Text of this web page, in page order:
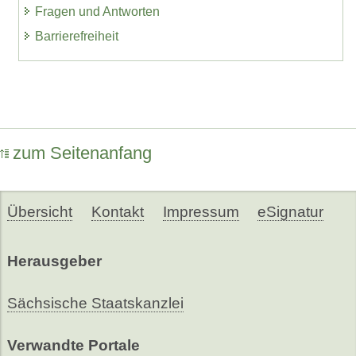
Fragen und Antworten
Barrierefreiheit
zum Seitenanfang
Übersicht Kontakt Impressum eSignatur
Herausgeber
Sächsische Staatskanzlei
Verwandte Portale